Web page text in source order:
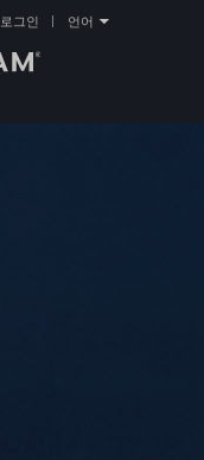
로그인 언어